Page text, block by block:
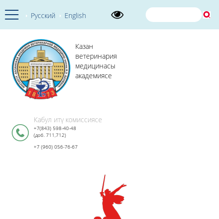
Русский English
Казан
ветеринария
медицинасы
академиясе
Кабул итү комиссиясе
+7(843) 598-40-48
(доб. 711,712)
+7 (960) 056-76-67